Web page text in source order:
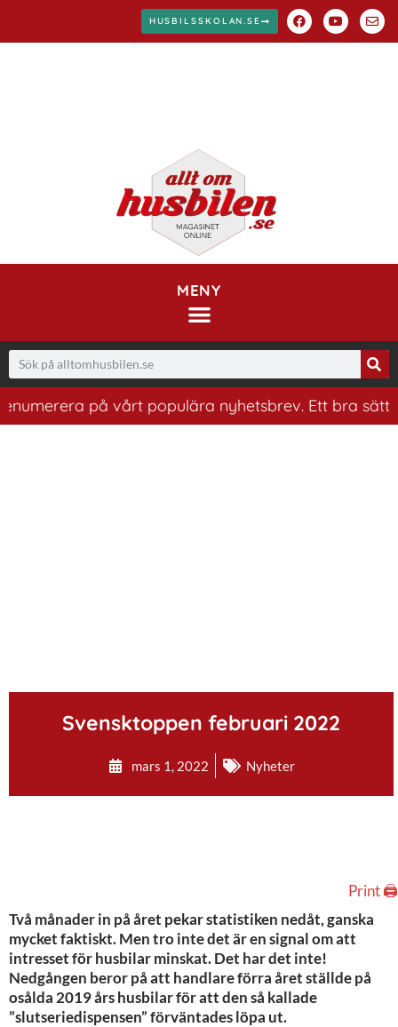
HUSBILSSKOLAN.SE
MENY
på vårt populära nyhetsbrev. Ett bra sätt att
Svensktoppen februari 2022
mars 1, 2022 Nyheter
Print 🖨
Två månader in på året pekar statistiken nedåt, ganska
mycket faktiskt. Men tro inte det är en signal om att
intresset för husbilar minskat. Det har det inte!
Nedgången beror på att handlare förra året ställde på
osålda 2019 års husbilar för att den så kallade
”slutseriedispensen” förväntades löpa ut.